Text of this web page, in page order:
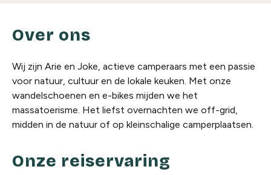
Over ons
Wij zijn Arie en Joke, actieve camperaars met een passie
voor natuur, cultuur en de lokale keuken. Met onze
wandelschoenen en e-bikes mijden we het
massatoerisme. Het liefst overnachten we off-grid,
midden in de natuur of op kleinschalige camperplaatsen.
Onze reiservaring